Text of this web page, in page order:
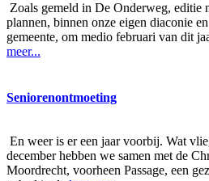
Zoals gemeld in De Onderweg, editie
plannen, binnen onze eigen diaconie
gemeente, om medio februari van dit
meer...
Seniorenontmoeting
En weer is er een jaar voorbij. Wat
december hebben we samen met de
Moordrecht, voorheen Passage, een